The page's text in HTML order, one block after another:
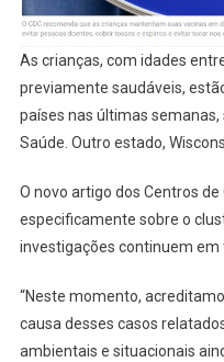
As crianças, com idades
previamente saudáveis,
países nas últimas
Saúde. Outro estado,
O novo artigo dos Centros
especificamente sobre o
investigações continuem em
“Neste momento,
causa desses casos
ambientais e situacionais